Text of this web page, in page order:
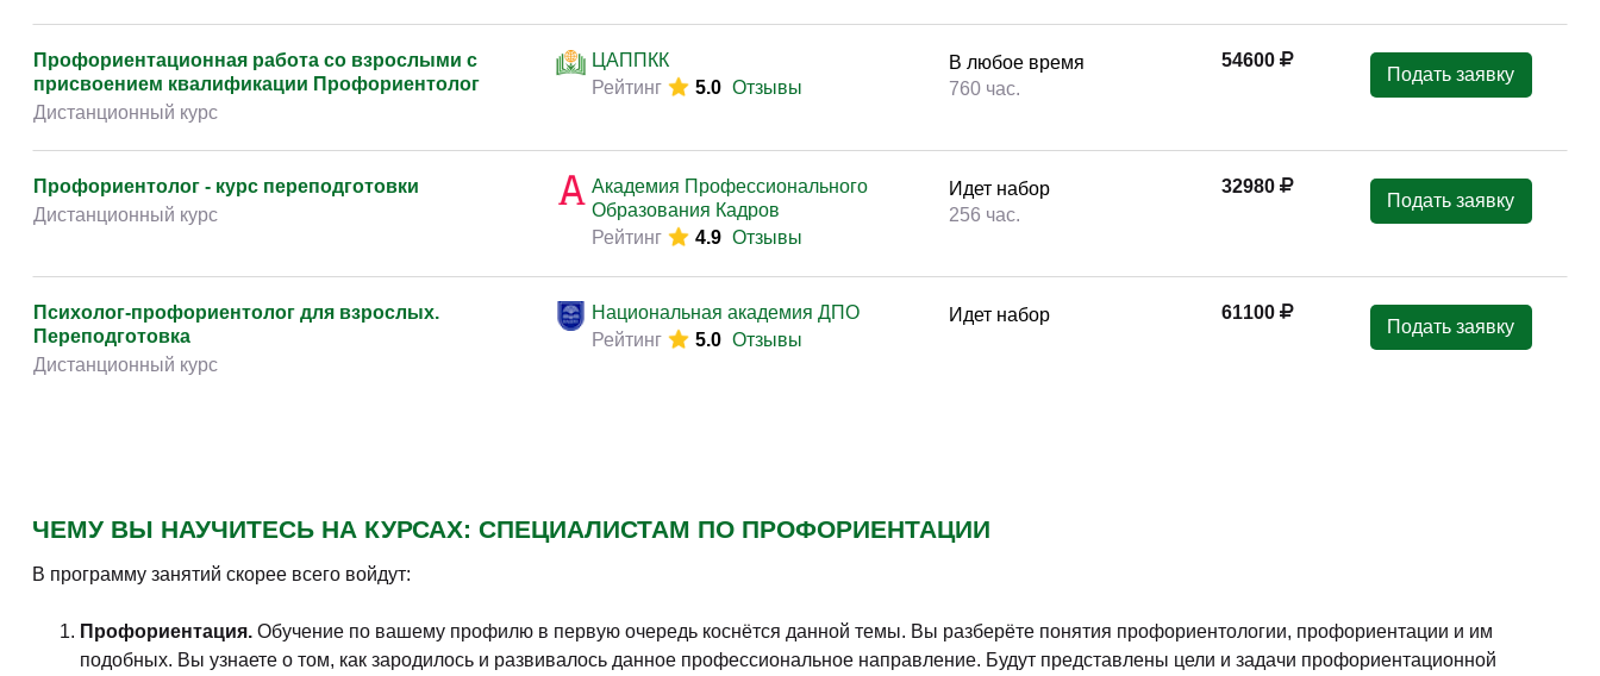
Профориентационная работа со взрослыми с
присвоением квалификации Профориентолог
Дистанционный курс
ЦАППКК
Рейтинг
5.0 Отзывы
В любое время
760 час.
54600
Подать заявку
Профориентолог - курс переподготовки
Дистанционный курс
Академия Профессионального
Образования Кадров
Рейтинг
4.9 Отзывы
Идет набор
256 час.
32980
Подать заявку
Психолог-профориентолог для взрослых.
Переподготовка
Дистанционный курс
Национальная академия ДПО
Рейтинг
5.0 Отзывы
Идет набор 61100
Подать заявку
ЧЕМУ ВЫ НАУЧИТЕСЬ НА КУРСАХ: СПЕЦИАЛИСТАМ ПО ПРОФОРИЕНТАЦИИ
В программу занятий скорее всего войдут:
Профориентация. Обучение по вашему профилю в первую очередь коснётся данной темы. Вы разберёте понятия профориентологии, профориентации и им
подобных. Вы узнаете о том, как зародилось и развивалось данное профессиональное направление. Будут представлены цели и задачи профориентационной